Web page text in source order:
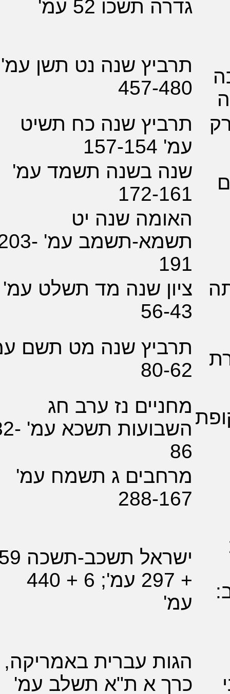
תשכו 52 עמ'
שנה נט תשן עמ'
457-
שנה כח תשיט
בשנה תשמד עמ'
172-
שנה יט
תשמא-תשמב עמ' 203-
שנה מד תשלט עמ'
שנה מט תשם עמ'
נז ערב חג
השבועות תשכא עמ' 82-
ג תשמח עמ'
288-
ישראל תשכב-תשכה 59
+ 297 עמ'; 6 + 440
עברית באמריקה,
א ת"א תשלב עמ'